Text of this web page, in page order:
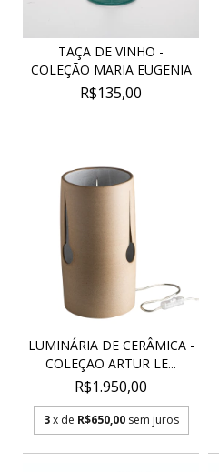
TAÇA DE VINHO -
COLEÇÃO MARIA EUGENIA
R$135,00
LUMINÁRIA DE CERÂMICA -
COLEÇÃO ARTUR LE...
R$1.950,00
3 x de R$650,00 sem juros